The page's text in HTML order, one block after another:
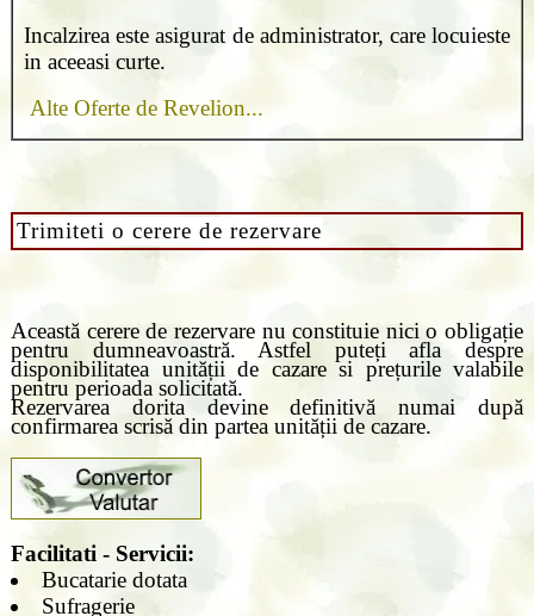
Incalzirea este asigurat de administrator, care locuieste
in aceeasi curte.
Alte Oferte de Revelion...
Trimiteti o cerere de rezervare
Această cerere de rezervare nu constituie nici o obligație
pentru dumneavoastră. Astfel puteți afla despre
disponibilitatea unității de cazare si prețurile valabile
pentru perioada solicitată.
Rezervarea dorita devine definitivă numai după
confirmarea scrisă din partea unității de cazare.
Facilitati - Servicii:
Bucatarie dotata
Sufragerie